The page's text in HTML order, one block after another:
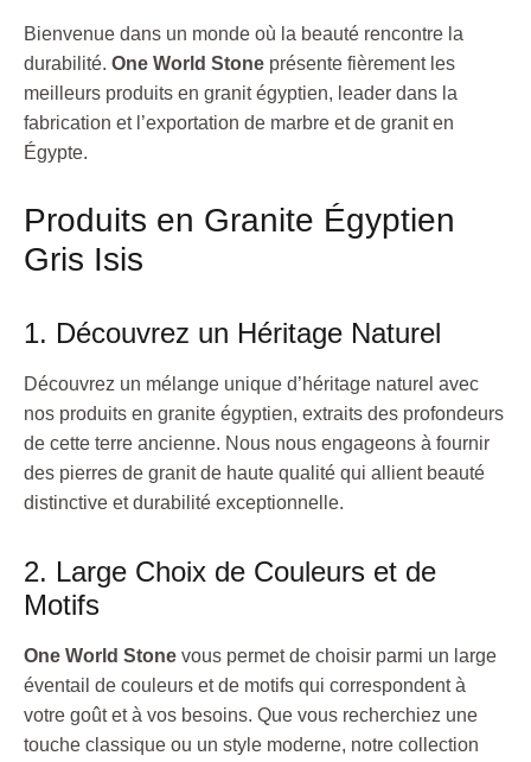
Bienvenue dans un monde où la beauté rencontre la
durabilité. One World Stone présente fièrement les
meilleurs produits en granit égyptien, leader dans la
fabrication et l’exportation de marbre et de granit en
Égypte.
Produits en Granite Égyptien
Gris Isis
1. Découvrez un Héritage Naturel
Découvrez un mélange unique d’héritage naturel avec
nos produits en granite égyptien, extraits des profondeurs
de cette terre ancienne. Nous nous engageons à fournir
des pierres de granit de haute qualité qui allient beauté
distinctive et durabilité exceptionnelle.
2. Large Choix de Couleurs et de
Motifs
One World Stone vous permet de choisir parmi un large
éventail de couleurs et de motifs qui correspondent à
votre goût et à vos besoins. Que vous recherchiez une
touche classique ou un style moderne, notre collection